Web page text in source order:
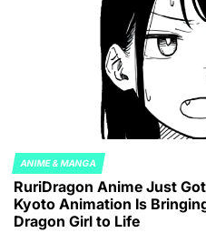
POSTED
IN
ANIME & MANGA
RuriDragon Anime Just
Kyoto Animation Is
Dragon Girl to Life